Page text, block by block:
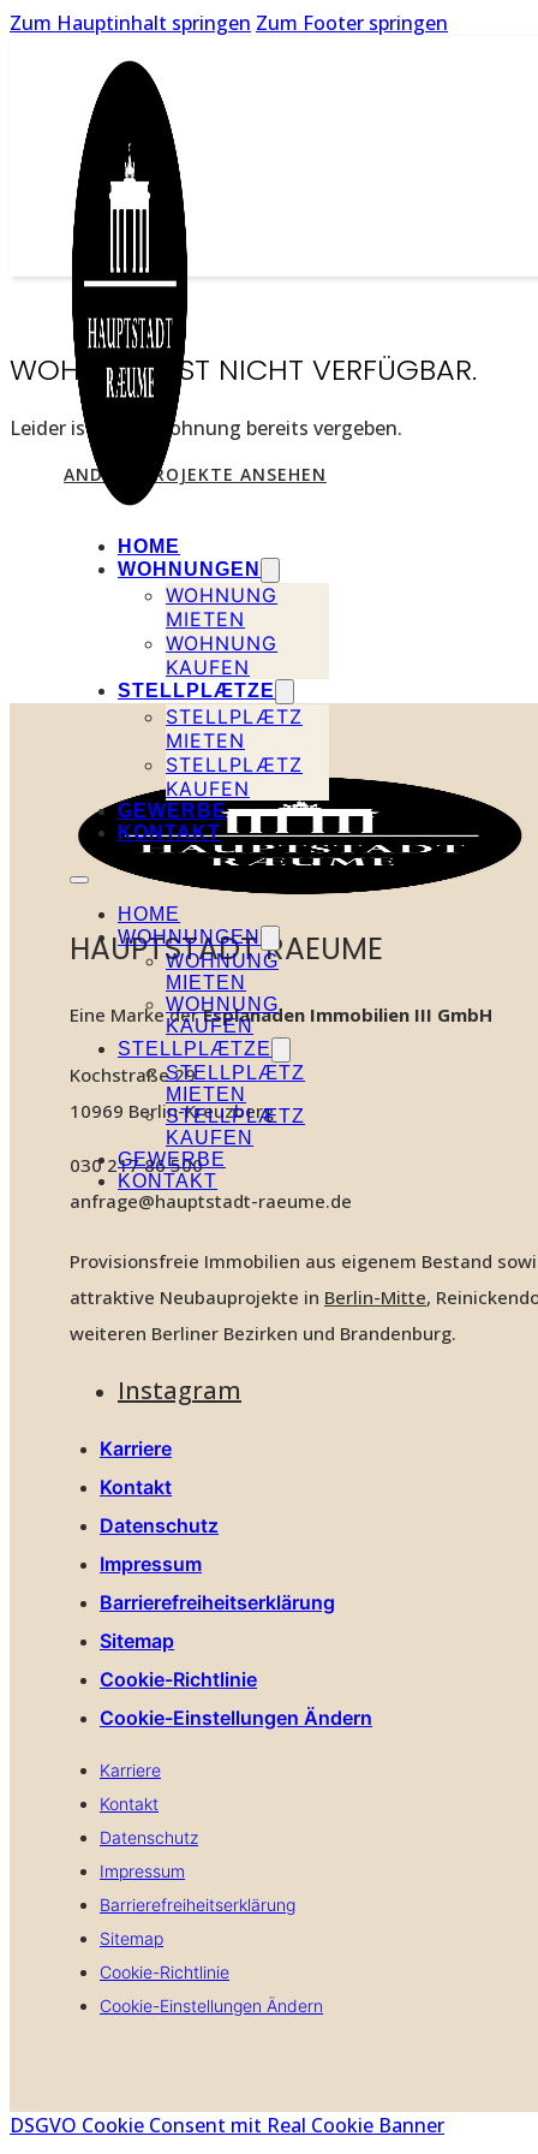
Zum Hauptinhalt springen Zum Footer springen
HOME
WOHNUNGEN
WOHNUNG
MIETEN
WOHNUNG
KAUFEN
STELLPLÆTZE
STELLPLÆTZ
MIETEN
STELLPLÆTZ
KAUFEN
GEWERBE
KONTAKT
HOME
WOHNUNGEN
WOHNUNG
MIETEN
WOHNUNG
KAUFEN
STELLPLÆTZE
STELLPLÆTZ
MIETEN
STELLPLÆTZ
KAUFEN
GEWERBE
KONTAKT
WOHNUNG IST NICHT VERFÜGBAR.
Leider ist diese Wohnung bereits vergeben.
ANDERE PROJEKTE ANSEHEN
HAUPTSTADT RAEUME
Eine Marke derEsplanaden Immobilien III GmbH
Kochstraße 29
10969 Berlin-Kreuzberg
030 217 86 500
anfrage@hauptstadt-raeume.de
Provisionsfreie Immobilien aus eigenem Bestand
attraktive Neubauprojekte in Berlin-Mitte,
weiteren Berliner Bezirken und Brandenburg.
Instagram
Karriere
Kontakt
Datenschutz
Impressum
Barrierefreiheitserklärung
Sitemap
Cookie-Richtlinie
Cookie-Einstellungen Ändern
Karriere
Kontakt
Datenschutz
Impressum
Barrierefreiheitserklärung
Sitemap
Cookie-Richtlinie
Cookie-Einstellungen Ändern
DSGVO Cookie Consent mit Real Cookie Banner